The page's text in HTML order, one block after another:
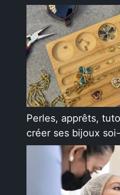
Perles, apprêts,
créer ses bijoux